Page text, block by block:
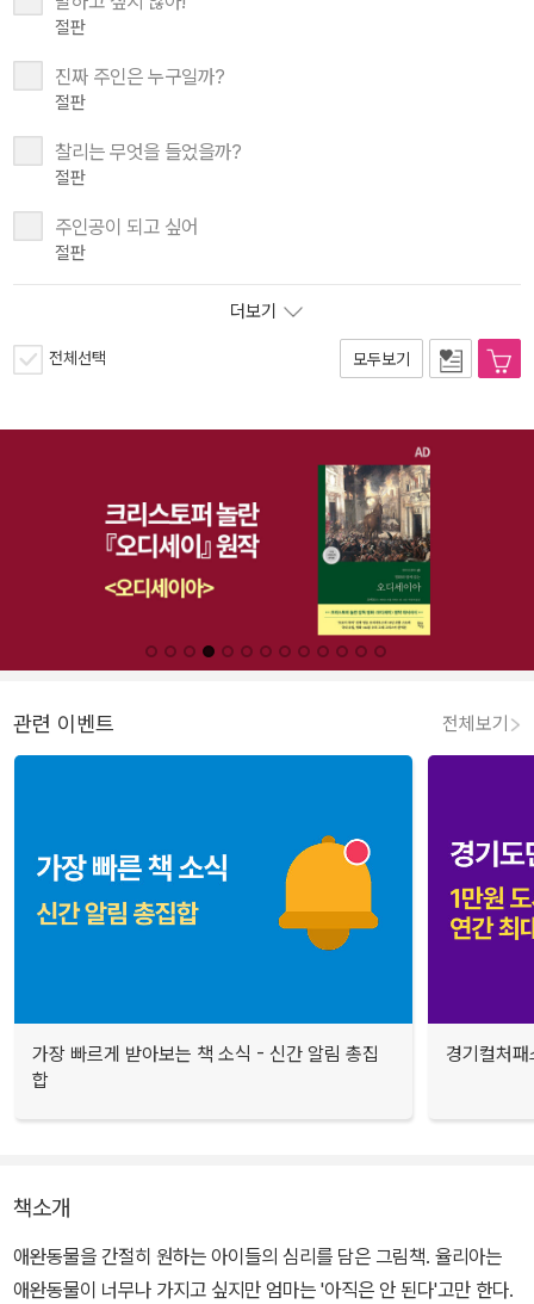
절판
진짜 주인은 누구일까?
절판
찰리는 무엇을 들었을까?
절판
주인공이 되고 싶어
절판
더보기
전체선택 모두보기
관련 이벤트 전체보기
가장 빠르게 받아보는 책 소식 - 신간 알림 총집
합
경기컬처
책소개
애완동물을 간절히 원하는 아이들의 심리를 담은 그림책. 율리아는
애완동물이 너무나 가지고 싶지만 엄마는 '아직은 안 된다'고만 한다.